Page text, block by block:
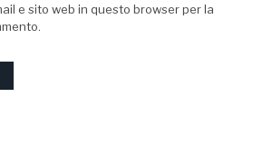
e sito web in questo browser per la